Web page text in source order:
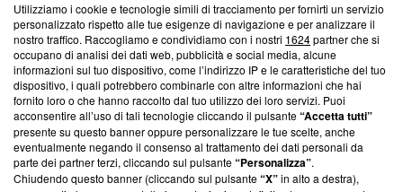
Questa sezione offre informazioni trasparenti su Blasting
News, sui nostri processi editoriali e su come ci impegniamo a
creare news di qualità. Inoltre, afferma la nostra aderenza a
‘Trust Project - News with Integrity’Blasting News non è
ancora membro del programma, ma ha richiesto di farne
parte; Trust Project non ha ancora effettuato una verifica di
conformità agli standard.
Su di noi
Utilizziamo i cookie e tecnologie simili di tracciamento per fornirti un servizio
personalizzato rispetto alle tue esigenze di navigazione e per analizzare il
nostro traffico. Raccogliamo e condividiamo con i nostri 1624partner che si
occupano di analisi dei dati web, pubblicità e social media, alcune
informazioni sul tuo dispositivo, come l’indirizzo IP e le caratteristiche del tuo
dispositivo, i quali potrebbero combinarle con altre informazioni che hai
fornito loro o che hanno raccolto dal tuo utilizzo dei loro servizi. Puoi
acconsentire all’uso di tali tecnologie cliccando il pulsante“Accetta tutti”
presente su questo banner oppure personalizzare le tue scelte, anche
eventualmente negando il consenso al trattamento dei dati personali da
parte dei partner terzi, cliccando sul pulsante“Personalizza”.
Chiudendo questo banner (cliccando sul pulsante“X”in alto a destra),